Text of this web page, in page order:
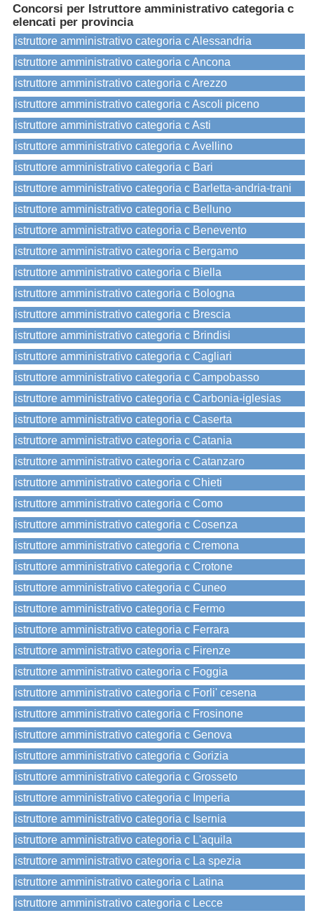
Concorsi per Istruttore amministrativo categoria c
elencati per provincia
istruttore amministrativo categoria c Alessandria
istruttore amministrativo categoria c Ancona
istruttore amministrativo categoria c Arezzo
istruttore amministrativo categoria c Ascoli piceno
istruttore amministrativo categoria c Asti
istruttore amministrativo categoria c Avellino
istruttore amministrativo categoria c Bari
istruttore amministrativo categoria c Barletta-andria-trani
istruttore amministrativo categoria c Belluno
istruttore amministrativo categoria c Benevento
istruttore amministrativo categoria c Bergamo
istruttore amministrativo categoria c Biella
istruttore amministrativo categoria c Bologna
istruttore amministrativo categoria c Brescia
istruttore amministrativo categoria c Brindisi
istruttore amministrativo categoria c Cagliari
istruttore amministrativo categoria c Campobasso
istruttore amministrativo categoria c Carbonia-iglesias
istruttore amministrativo categoria c Caserta
istruttore amministrativo categoria c Catania
istruttore amministrativo categoria c Catanzaro
istruttore amministrativo categoria c Chieti
istruttore amministrativo categoria c Como
istruttore amministrativo categoria c Cosenza
istruttore amministrativo categoria c Cremona
istruttore amministrativo categoria c Crotone
istruttore amministrativo categoria c Cuneo
istruttore amministrativo categoria c Fermo
istruttore amministrativo categoria c Ferrara
istruttore amministrativo categoria c Firenze
istruttore amministrativo categoria c Foggia
istruttore amministrativo categoria c Forli' cesena
istruttore amministrativo categoria c Frosinone
istruttore amministrativo categoria c Genova
istruttore amministrativo categoria c Gorizia
istruttore amministrativo categoria c Grosseto
istruttore amministrativo categoria c Imperia
istruttore amministrativo categoria c Isernia
istruttore amministrativo categoria c L'aquila
istruttore amministrativo categoria c La spezia
istruttore amministrativo categoria c Latina
istruttore amministrativo categoria c Lecce